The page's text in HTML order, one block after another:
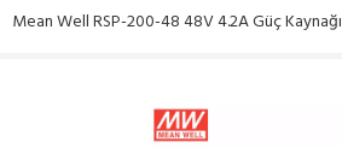
Mean Well RSP-200-48 48V 4.2A Güç Kaynağı